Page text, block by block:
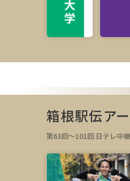
箱根駅伝ア
第63回～101回 日テレ中